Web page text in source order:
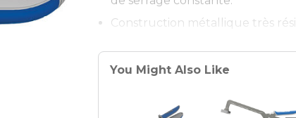
Construction métallique très
Technique Automaxx
You Might Also Like